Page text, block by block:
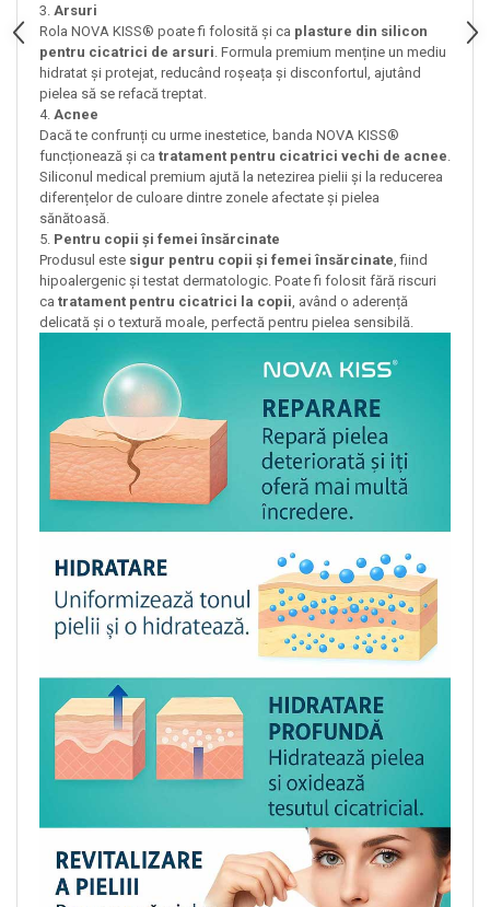
3. Arsuri
Rola NOVA KISS® poate fi folosită și ca plasture din silicon
pentru cicatrici de arsuri. Formula premium menține un mediu
hidratat și protejat, reducând roșeața și disconfortul, ajutând
pielea să se refacă treptat.
4. Acnee
Dacă te confrunți cu urme inestetice, banda NOVA KISS®
funcționează și ca tratament pentru cicatrici vechi de acnee.
Siliconul medical premium ajută la netezirea pielii și la reducerea
diferențelor de culoare dintre zonele afectate și pielea
sănătoasă.
5. Pentru copii și femei însărcinate
Produsul este sigur pentru copii și femei însărcinate, fiind
hipoalergenic și testat dermatologic. Poate fi folosit fără riscuri
ca tratament pentru cicatrici la copii, având o aderență
delicată și o textură moale, perfectă pentru pielea sensibilă.